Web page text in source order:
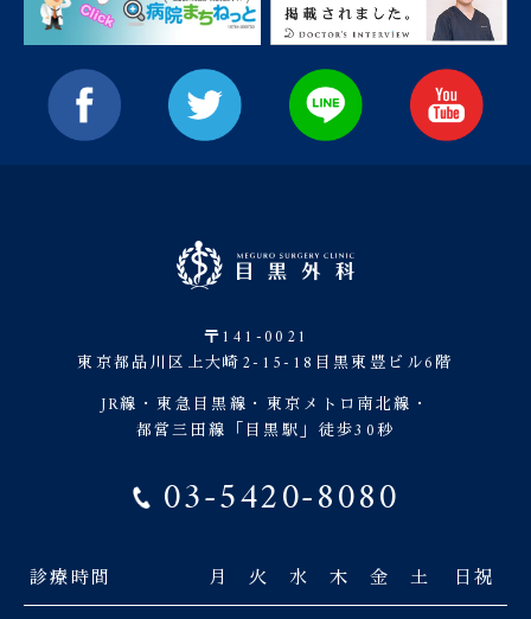
〒141-0021
東京都品川区上大崎2-15-18目黒東豊ビル6階
JR線・東急目黒線・東京メトロ南北線・
都営三田線「目黒駅」徒歩30秒
03-5420-8080
診療時間 月 火 水 木 金 土
日祝